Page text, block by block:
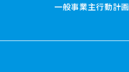
一般事業主行動計画